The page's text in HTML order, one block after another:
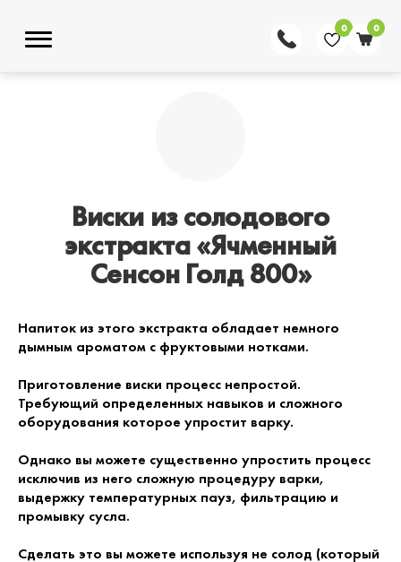
0 0
Виски из солодового
экстракта «Ячменный
Сенсон Голд 800»
Напиток из этого экстракта обладает немного
дымным ароматом с фруктовыми нотками.
Приготовление виски процесс непростой.
Требующий определенных навыков и сложного
оборудования которое упростит варку.
Однако вы можете существенно упростить процесс
исключив из него сложную процедуру варки,
выдержку температурных пауз, фильтрацию и
промывку сусла.
Сделать это вы можете используя не солод (который